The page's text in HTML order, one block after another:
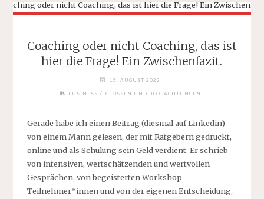
FÜR
ALLE…“
Coaching oder nicht Coaching, das ist
hier die Frage! Ein Zwischenfazit.
15. AUGUST 2022
BUSINESS / GLOSSEN UND BEOBACHTUNGEN
Gerade habe ich einen Beitrag (diesmal auf Linkedin)
von einem Mann gelesen, der mit Ratgebern gedruckt,
online und als Schulung sein Geld verdient. Er schrieb
von intensiven, wertschätzenden und wertvollen
Gesprächen, von begeisterten Workshop-
Teilnehmer*innen und von der eigenen Entscheidung,